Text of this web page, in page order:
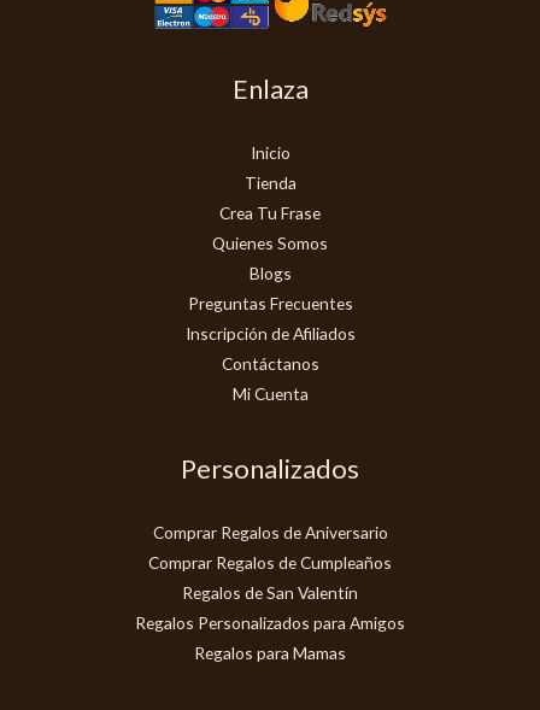
Enlaza
Inicio
Tienda
Crea Tu Frase
Quienes Somos
Blogs
Preguntas Frecuentes
Inscripción de Afiliados
Contáctanos
Mi Cuenta
Personalizados
Comprar Regalos de Aniversario
Comprar Regalos de Cumpleaños
Regalos de San Valentín
Regalos Personalizados para Amigos
Regalos para Mamas